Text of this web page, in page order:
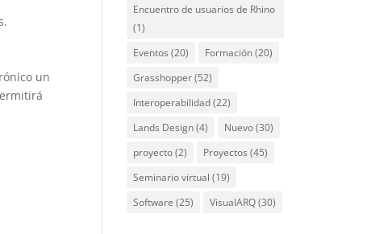
un
Encuentro de usuarios de Rhino
(1)
Eventos (20) Formación(20)
Grasshopper(52)
Interoperabilidad(22)
Lands Design(4) Nuevo(30)
proyecto(2) Proyectos (45)
Seminario virtual (19)
Software (25) VisualARQ(30)